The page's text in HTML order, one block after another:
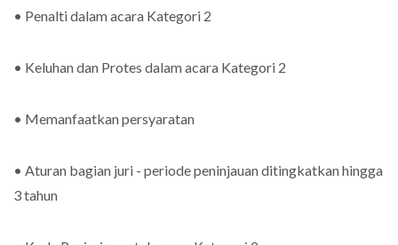
• Penalti dalam acara Kategori 2
• Keluhan dan Protes dalam acara Kategori 2
• Memanfaatkan persyaratan
• Aturan bagian juri - periode peninjauan ditingkatkan hingga
3 tahun